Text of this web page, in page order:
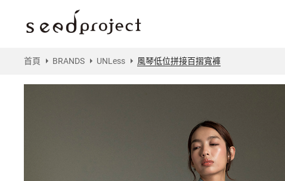
首頁 BRANDS UNLess 風琴低位拼接百摺寬褲